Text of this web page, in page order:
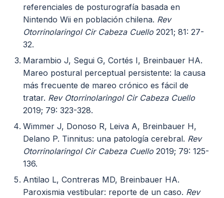
referenciales de posturografía basada en
Nintendo Wii en población chilena. Rev
Otorrinolaringol Cir Cabeza Cuello 2021; 81: 27-
32.
Marambio J, Segui G, Cortés I, Breinbauer HA.
Mareo postural perceptual persistente: la causa
más frecuente de mareo crónico es fácil de
tratar. Rev Otorrinolaringol Cir Cabeza Cuello
2019; 79: 323-328.
Wimmer J, Donoso R, Leiva A, Breinbauer H,
Delano P. Tinnitus: una patología cerebral. Rev
Otorrinolaringol Cir Cabeza Cuello 2019; 79: 125-
136.
Antilao L, Contreras MD, Breinbauer HA.
Paroxismia vestibular: reporte de un caso. Rev